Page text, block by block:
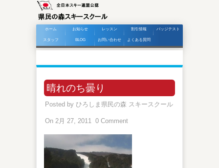
ホーム お知らせ レッスン 割引情報 バッジテスト
スタッフ BLOG お問い合わせ よくある質問
晴れのち曇り
Posted by ひろしま県民の森 スキースクール
On 2月 27, 2011 0 Comment